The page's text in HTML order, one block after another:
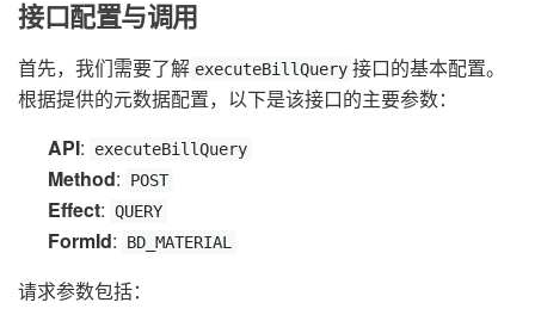
接口配置与调用
首先，我们需要了解 executeBillQuery 接口的基本配置。
根据提供的元数据配置，以下是该接口的主要参数：
API: executeBillQuery
Method: POST
Effect: QUERY
FormId: BD_MATERIAL
请求参数包括：